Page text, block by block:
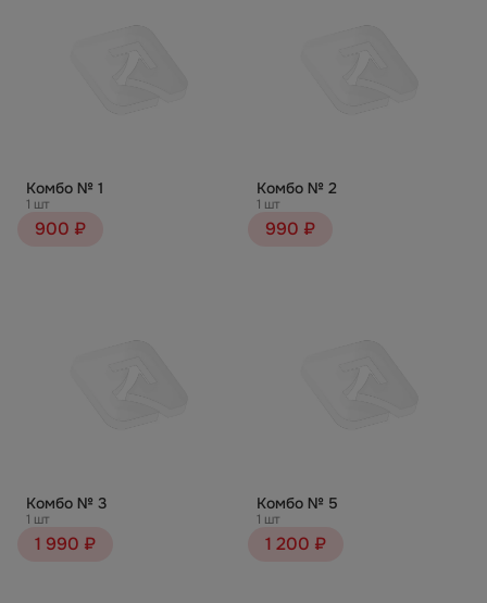
Комбо № 1
1 шт
900 ₽
Комбо № 2
1 шт
990 ₽
Комбо № 3
1 шт
1 990 ₽
Комбо № 5
1 шт
1 200 ₽